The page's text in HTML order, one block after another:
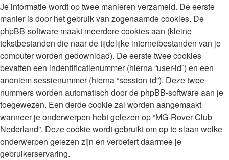
Je informatie wordt op twee manieren verzameld. De eerste
manier is door het gebruik van zogenaamde cookies. De
phpBB-software maakt meerdere cookies aan (kleine
tekstbestanden die naar de tijdelijke internetbestanden van je
computer worden gedownload). De eerste twee cookies
bevatten een indentificatienummer (hierna “user-id”) en een
anoniem sessienummer (hierna “session-id”). Deze twee
nummers worden automatisch door de phpBB-software aan je
toegewezen. Een derde cookie zal worden aangemaakt
wanneer je onderwerpen hebt gelezen op “MG-Rover Club
Nederland”. Deze cookie wordt gebruikt om op te slaan welke
onderwerpen gelezen zijn en verbetert daarmee je
gebruikerservaring.